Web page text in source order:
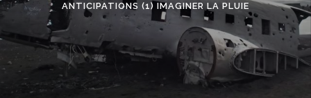
ANTICIPATIONS (1) IMAGINER LA PLUIE